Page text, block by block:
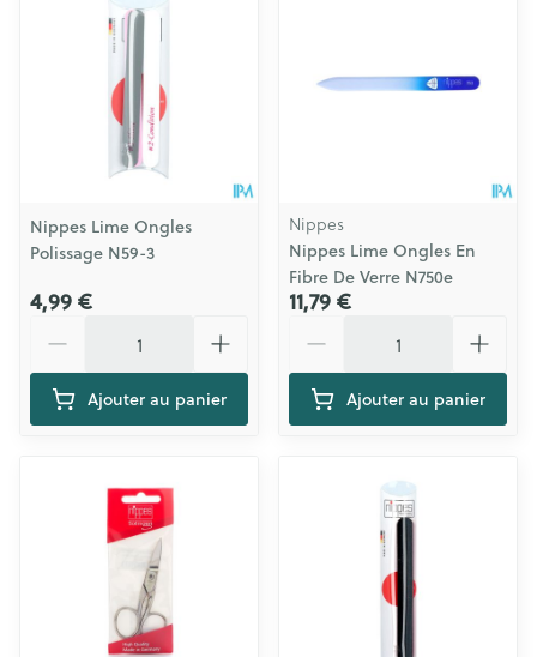
Nippes Lime Ongles
Polissage N59-3
4,99 €
Ajouter au panier
Nippes
Nippes Lime Ongles En
Fibre De Verre N750e
11,79 €
Ajouter au panier